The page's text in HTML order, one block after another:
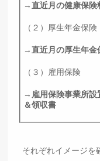
→直近月の健康保険
（２）厚生年金保険
→直近月の厚生年金
（３）雇用保険
→ 雇用保険事業所
＆領収書
それぞれイメージを